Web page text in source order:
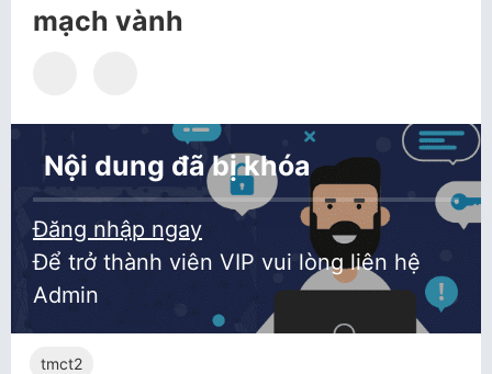
mạch vành
Nội dung đã bị khóa
Đăng nhập ngay
Để trở thành viên VIP vui lòng liên hệ
Admin
tmct2